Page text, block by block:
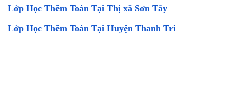
Lớp Học Thêm Toán Tại Thị xã Sơn Tây
Lớp Học Thêm Toán Tại Huyện Thanh Trì